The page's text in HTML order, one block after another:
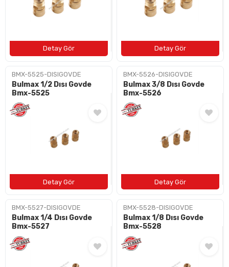
BMX-5525-DISIGOVDE
Bulmax 1/2 Dısı Govde
Bmx-5525
BMX-5526-DISIGOVDE
Bulmax 3/8 Dısı Govde
Bmx-5526
BMX-5527-DISIGOVDE
Bulmax 1/4 Dısı Govde
Bmx-5527
BMX-5528-DISIGOVDE
Bulmax 1/8 Dısı Govde
Bmx-5528